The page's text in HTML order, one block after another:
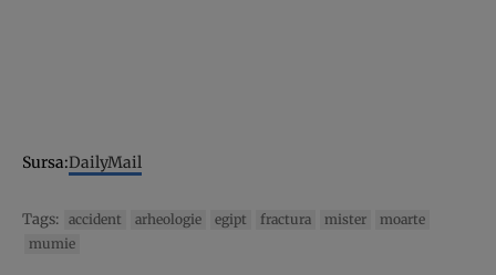
Sursa:DailyMail
Tags: accident arheologie egipt fractura mister
moarte
mumie